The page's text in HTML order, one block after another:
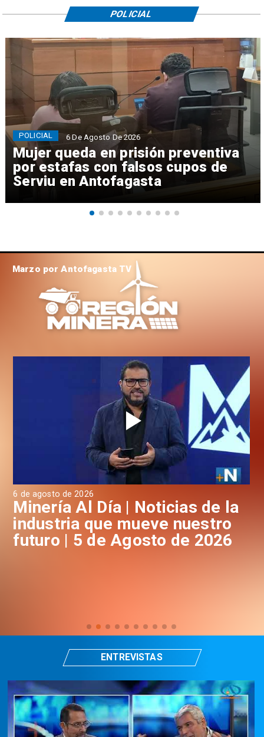
Mujer queda en prisión preventiva
por estafas con falsos cupos de
Serviu en Antofagasta
POLICIAL 6 De Agosto De 2026
POLICIAL
6 de agosto de 2026
Minería Al Día | Noticias de la
industria que mueve nuestro
futuro | 5 de Agosto de 2026
Marzo por Antofagasta TV
ENTREVISTAS